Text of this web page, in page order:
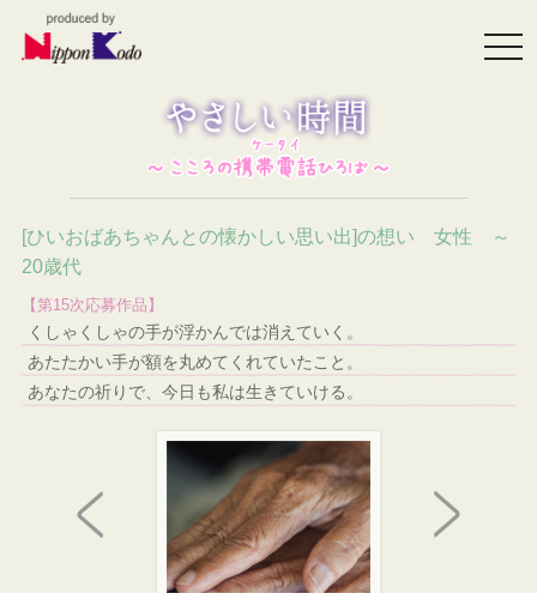
[ひいおばあちゃんとの懐かしい思い出]の想い 女性 ～
20歳代
【第15次応募作品】
くしゃくしゃの手が浮かんでは消えていく。
あたたかい手が額を丸めてくれていたこと。
あなたの祈りで、今日も私は生きていける。